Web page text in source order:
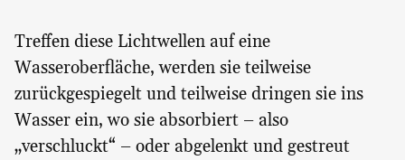
Treffen diese Lichtwellen auf eine
Wasseroberfläche, werden sie teilweise
zurückgespiegelt und teilweise dringen sie ins
Wasser ein, wo sie absorbiert – also
„verschluckt“ – oder abgelenkt und gestreut